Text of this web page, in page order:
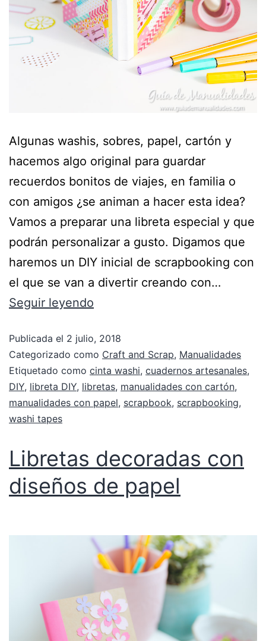
Algunas washis, sobres, papel, cartón y
hacemos algo original para guardar
recuerdos bonitos de viajes, en familia o
con amigos ¿se animan a hacer esta idea?
Vamos a preparar una libreta especial y que
podrán personalizar a gusto. Digamos que
haremos un DIY inicial de scrapbooking con
el que se van a divertir creando con…
Seguir leyendo
Publicada el 2 julio, 2018
Categorizado como Craft and Scrap, Manualidades
Etiquetado como cinta washi, cuadernos artesanales,
DIY, libreta DIY, libretas, manualidades con cartón,
manualidades con papel, scrapbook, scrapbooking,
washi tapes
Libretas decoradas con
diseños de papel